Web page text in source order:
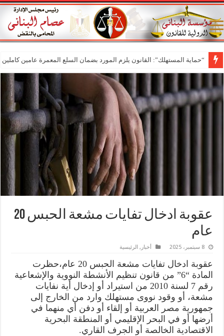
“حماية المستهلك”: القانون يلزم المورد بضمان السلع المعمرة عامين
عقوبة ادخال تفايات مشعة الحبس 20
عام
8 سبتمبر، 2025 أخبار , الرئيسية
عقوبة ادخال تفايات مشعة الحبس 20 عام،حظرت
المادة “6” من قانون تنظيم الأنشطة النووية والإشعاعية
رقم 7 لسنة 2010 من استيراد أو إدخال أية نفايات
مشعة، أو وقود نووى مستهلك وارد من الخارج إلى
جمهورية مصر العربية أو إلقاء أو دفن أي منهما في
أرضها أو في البحر الإقليمي أو المنطقة البحرية
الاقتصادية الخالصة أو الجرف القاري.